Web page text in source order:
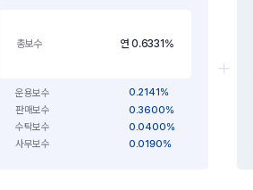
총보수 연 0.6331%
운용보수
0.2141%
판매보수
0.3600%
수탁보수
0.0400%
사무보수
0.0190%